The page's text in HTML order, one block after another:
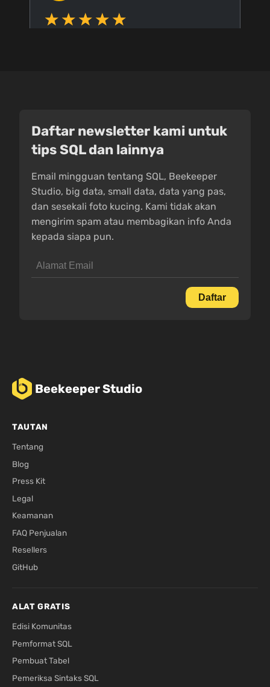
Daftar newsletter kami untuk
tips SQL dan lainnya
Email mingguan tentang SQL, Beekeeper
Studio, big data, small data, data yang pas,
dan sesekali foto kucing. Kami tidak akan
mengirim spam atau membagikan info Anda
kepada siapa pun.
Daftar
Beekeeper Studio
TAUTAN
Tentang
Blog
Press Kit
Legal
Keamanan
FAQ Penjualan
Resellers
GitHub
ALAT GRATIS
Edisi Komunitas
Pemformat SQL
Pembuat Tabel
Pemeriksa Sintaks SQL